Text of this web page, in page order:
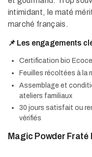
intimidant, le maté
marché français.
📌 Les engagements
Certification bio
Feuilles récoltées à la
Assemblage et
ateliers familiaux
30 jours satisfait ou
vérifiés
Magic Powder Fraté